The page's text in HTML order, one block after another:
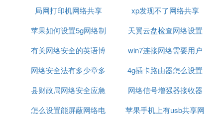
P基本上都直接能开启WDS功能，但某些无线路由器
如LINKSYS的WRT54G的WDS功能被隐藏了，需要
升级DD-WRT固件包之后才能使用。此外，某些厂家
在决定使用WDS之前，一定要先确认你的无线路由
器是否可以支持WDS。
尽管很多无线路由器都称自己的产品符合某某标准，
但各品牌产品之间的兼容性问题依旧存在。我们建议
您最好选择相同品牌相同型号的无线路由产品来应用
设置
局网打印机网络共享
xp发现不了网络共享
苹果如何设置5g网络制
式
天翼云盘检查网络设置
有关网络安全的英语博
客作文
win7连接网络需要用户
名密码怎么设置
网络安全法有多少章多
少条单选题
4g插卡路由器怎么设置
网络
县财政局网络安全应急
演练报价
网络信号增强器接收器
设置
怎么设置能屏蔽网络电
苹果手机上有usb共享网